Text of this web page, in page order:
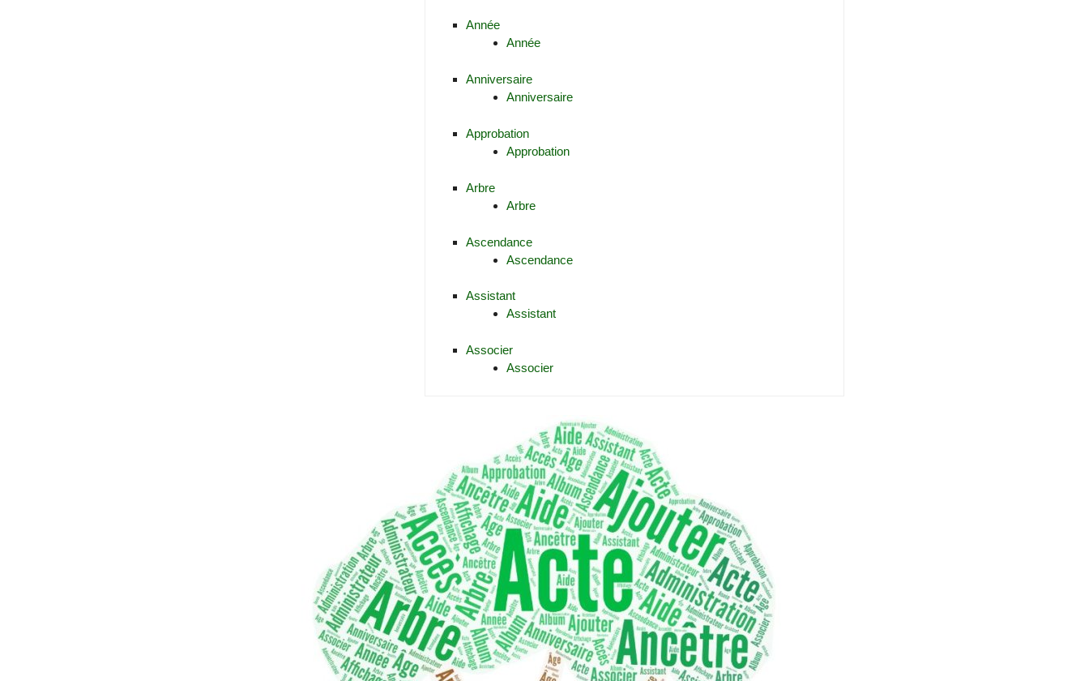
Année
Année
Anniversaire
Anniversaire
Approbation
Approbation
Arbre
Arbre
Ascendance
Ascendance
Assistant
Assistant
Associer
Associer